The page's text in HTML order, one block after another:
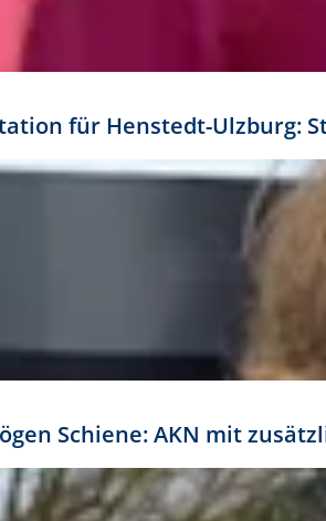
für Henstedt-Ulzburg:
Schiene: AKN mit